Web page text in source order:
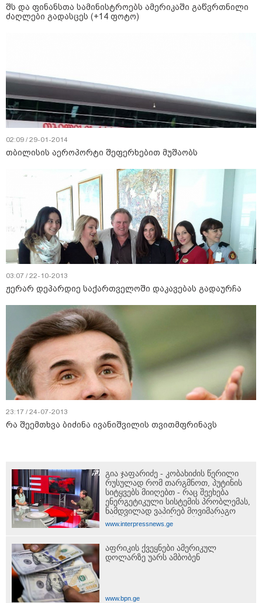
შს და ფინანსთა სამინისტროებს ამერიკაში გაწვრთნილი
ძაღლები გადასცეს (+14 ფოტო)
02:09 / 29-01-2014
თბილისის აეროპორტი შეფერხებით მუშაობს
03:07 / 22-10-2013
ჟერარ დეპარდიე საქართველოში დაკავებას გადაურჩა
23:17 / 24-07-2013
რა შე­ემ­თხვა ბი­ძი­ნა ივა­ნიშ­ვი­ლის თვით­მფრი­ნავს
გია ჯაფარიძე - კობახიძის წერილი
რუსულად რომ თარგმნოთ, პუტინის
სიტყვებს მიიღებთ - რაც შეეხება
ენერგეტიკული სისტემის პრობლემას,
ნამდვილად ვაპირებ მოვიმარაგო
არა მხოლოდ სანთლები, არამედ
აღვადგინო ხაზის ტელეფონიც
www.interpressnews.ge
აფრიკის ქვეყნები ამერიკულ
დოლარზე უარს ამბობენ
www.bpn.ge